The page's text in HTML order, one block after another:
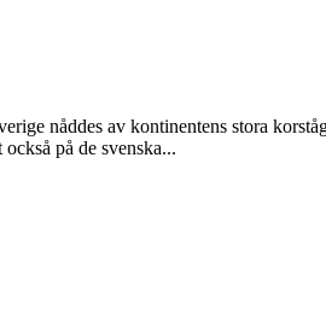
nåddes av kontinentens stora
på de svenska...